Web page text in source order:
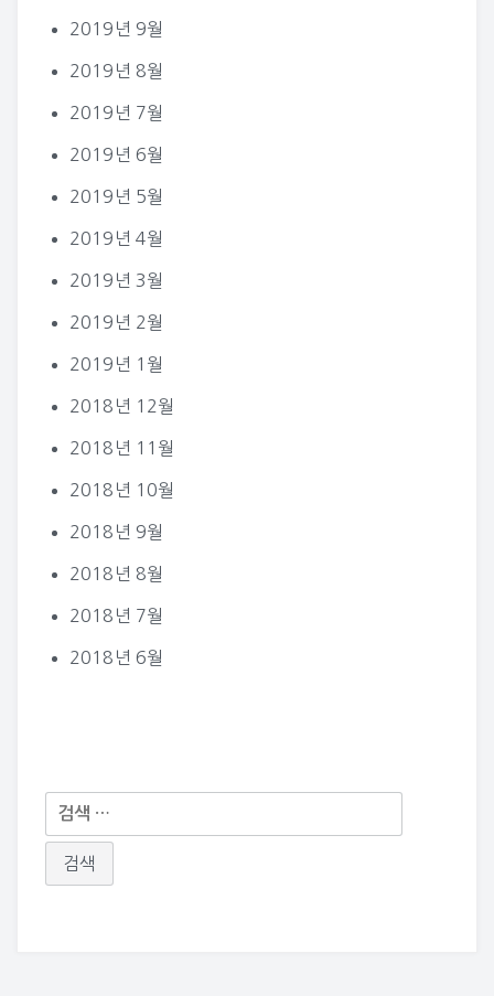
2019년 9월
2019년 8월
2019년 7월
2019년 6월
2019년 5월
2019년 4월
2019년 3월
2019년 2월
2019년 1월
2018년 12월
2018년 11월
2018년 10월
2018년 9월
2018년 8월
2018년 7월
2018년 6월
다
음